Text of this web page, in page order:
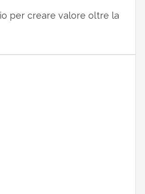
per creare valore oltre la